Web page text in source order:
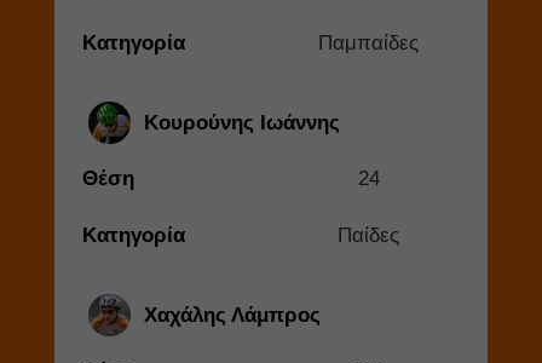
Κατηγορία Παμπαίδες
Κουρούνης Ιωάννης
Θέση 24
Κατηγορία Παίδες
Χαχάλης Λάμπρος